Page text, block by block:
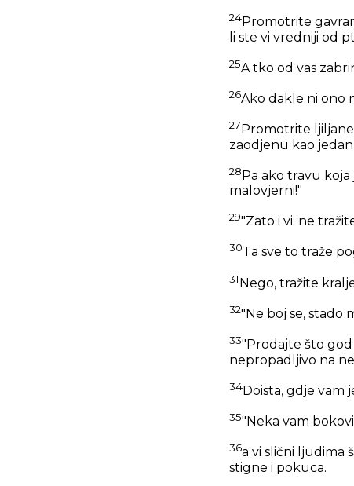
24Promotrite
li ste vi vredniji od
25A tko od vas
26Ako dakle ni ono
27 Promotrite
zaodjenu kao
28Pa ako travu koja
malovjerni!"
29"Zato i vi: ne
30Ta sve to traže
31Nego, tražite
32"Ne boj se, stado
33"Prodajte što god
nepropadljivo na
34Doista, gdje vam
35"Neka vam
36a vi slični ljudima
stigne i pokuca.